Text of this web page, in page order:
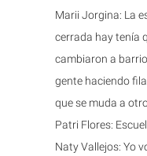
Marii Jorgina: La
cerrada hay tenía
cambiaron a
gente haciendo
que se muda a
Patri Flores:
Naty Vallejos: Yo